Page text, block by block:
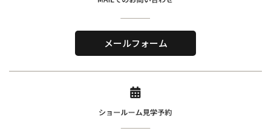
株式会社ブリーズ・カンパニー
〒619-0201
京都府木津川市山城町綺田神ノ木5-3
About Us
メールフォーム